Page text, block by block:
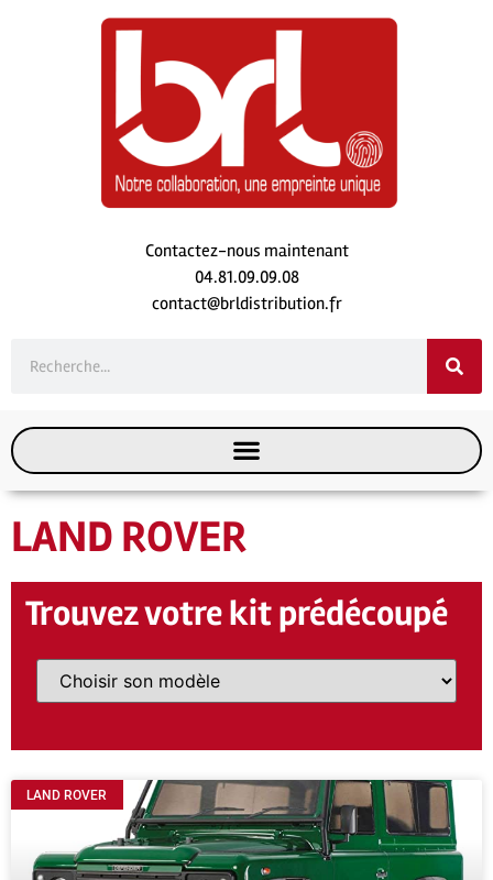
Contactez-nous maintenant
04.81.09.09.08
contact@brldistribution.fr
LAND ROVER
Trouvez votre kit prédécoupé
LAND ROVER